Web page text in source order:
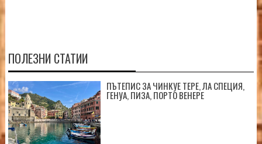
ПОЛЕЗНИ СТАТИИ
ПЪТЕПИС ЗА ЧИНКУЕ ТЕРЕ, ЛА СПЕЦИЯ,
ГЕНУА, ПИЗА, ПОРТО ВЕНЕРЕ